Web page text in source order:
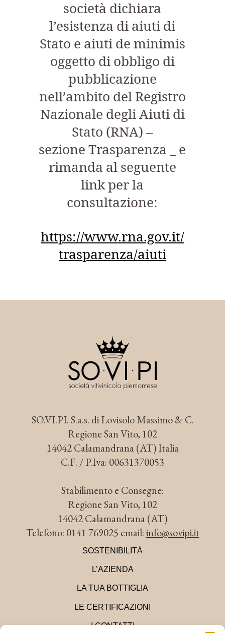
società dichiara
l’esistenza di aiuti di
Stato e aiuti de minimis
oggetto di obbligo di
pubblicazione
nell’ambito del Registro
Nazionale degli Aiuti di
Stato (RNA) –
sezione Trasparenza _ e
rimanda al seguente
link per la
consultazione:
https://www.rna.gov.it/
trasparenza/aiuti
SO.VI.PI. S.a.s. di Lovisolo Massimo & C.
Regione San Vito, 102
14042 Calamandrana (AT) Italia
C.F. / P.Iva: 00631370053
Stabilimento e Consegne:
Regione San Vito, 102
14042 Calamandrana (AT)
Telefono: 0141 769025 email:info@sovipi.it
SOSTENIBILITÀ
L’AZIENDA
LA TUA BOTTIGLIA
LE CERTIFICAZIONI
I CONTATTI